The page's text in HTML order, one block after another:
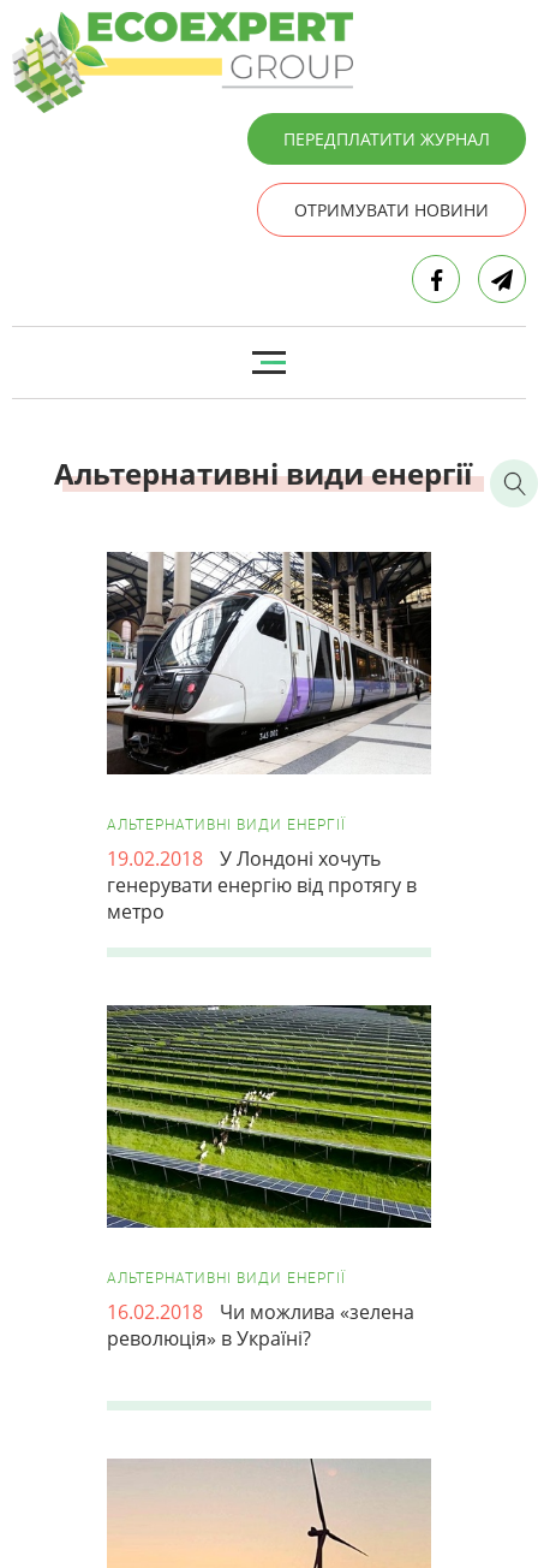
ПЕРЕДПЛАТИТИ ЖУРНАЛ
ОТРИМУВАТИ НОВИНИ
Альтернативні види енергії
АЛЬТЕРНАТИВНІ ВИДИ ЕНЕРГІЇ
19.02.2018
У Лондоні хочуть
генерувати енергію від протягу в
метро
АЛЬТЕРНАТИВНІ ВИДИ ЕНЕРГІЇ
16.02.2018
Чи можлива «зелена
революція» в Україні?